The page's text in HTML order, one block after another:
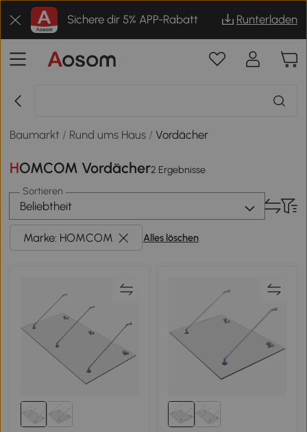
Sichere dir 5% APP-Rabatt Runterladen
Baumarkt / Rund ums Haus /Vordächer
HOMCOM Vordächer2 Ergebnisse
Sortieren
Beliebtheit
Marke: HOMCOM Alles löschen